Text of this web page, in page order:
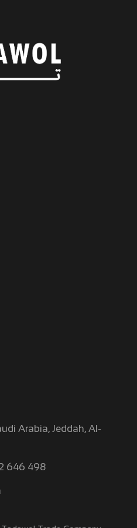
Arabia, Jeddah, Al-
646 498